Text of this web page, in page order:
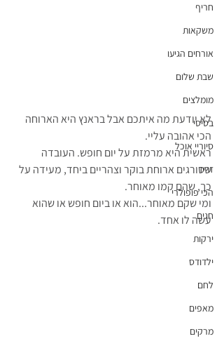
חריף
משקאות
אורחים הגיעו
שבת שלום
מומלצים
בסיסי
סיוריי אוכל
זריז
הכי פופולרי
חגים
ירקות
ילדודס
לחם
מאפים
מרקים
לא יודעת מה איתכם אבל בראנץ היא הארוחה
הכי אהובה עליי.
ראשית היא מרמזת על יום חופש. העובדה
שסורגים ארוחת בוקר וצהריים ביחד, מעידה על
כך, שהם קמו מאוחר.
ומי שקם מאוחר...הוא או ביום חופש או שהוא
עשה לו אחד.